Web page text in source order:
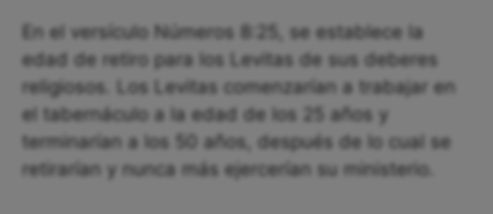
En el versículo Números 8:25, se establece la
edad de retiro para los Levitas de sus deberes
religiosos. Los Levitas comenzarían a trabajar en
el tabernáculo a la edad de los 25 años y
terminarían a los 50 años, después de lo cual se
retirarían y nunca más ejercerían su ministerio.